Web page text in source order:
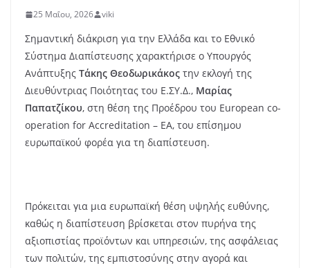
25 Μαΐου, 2026 viki
Σημαντική διάκριση για την Ελλάδα και το Εθνικό
Σύστημα Διαπίστευσης χαρακτήρισε ο Υπουργός
Ανάπτυξης Τάκης Θεοδωρικάκος την εκλογή της
Διευθύντριας Ποιότητας του Ε.ΣΥ.Δ., Μαρίας
Παπατζίκου, στη θέση της Προέδρου του European co-
operation for Accreditation – EA, του επίσημου
ευρωπαϊκού φορέα για τη διαπίστευση.
Πρόκειται για μια ευρωπαϊκή θέση υψηλής ευθύνης,
καθώς η διαπίστευση βρίσκεται στον πυρήνα της
αξιοπιστίας προϊόντων και υπηρεσιών, της ασφάλειας
των πολιτών, της εμπιστοσύνης στην αγορά και